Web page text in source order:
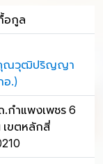
อกูล
คุณวุฒิปริญญา
อ.)
กำแพงเพชร 6
เขตหลักสี่